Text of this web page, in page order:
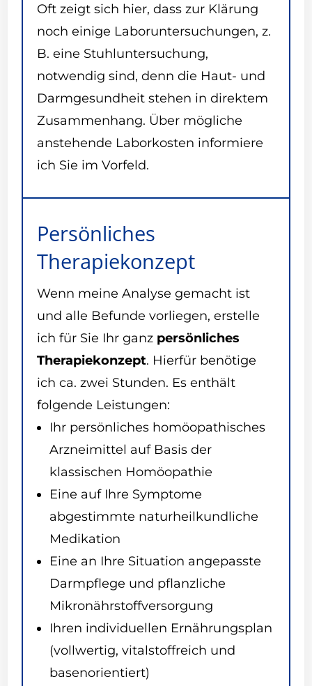
Oft zeigt sich hier, dass zur Klärung
noch einige Laboruntersuchungen, z.
B. eine Stuhluntersuchung,
notwendig sind, denn die Haut- und
Darmgesundheit stehen in direktem
Zusammenhang. Über mögliche
anstehende Laborkosten informiere
ich Sie im Vorfeld.
Persönliches
Therapiekonzept
Wenn meine Analyse gemacht ist
und alle Befunde vorliegen, erstelle
ich für Sie Ihr ganz persönliches
Therapiekonzept. Hierfür benötige
ich ca. zwei Stunden. Es enthält
folgende Leistungen:
Ihr persönliches homöopathisches
Arzneimittel auf Basis der
klassischen Homöopathie
Eine auf Ihre Symptome
abgestimmte naturheilkundliche
Medikation
Eine an Ihre Situation angepasste
Darmpflege und pflanzliche
Mikronährstoffversorgung
Ihren individuellen Ernährungsplan
(vollwertig, vitalstoffreich und
basenorientiert)